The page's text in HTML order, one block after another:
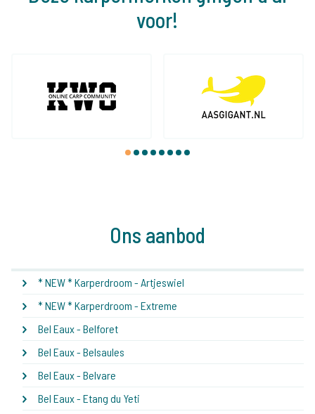
voor!
1 2 3 4 5 6 7 8
Ons aanbod
* NEW * Karperdroom - Artjeswiel
* NEW * Karperdroom - Extreme
Bel Eaux - Belforet
Bel Eaux - Belsaules
Bel Eaux - Belvare
Bel Eaux - Etang du Yeti